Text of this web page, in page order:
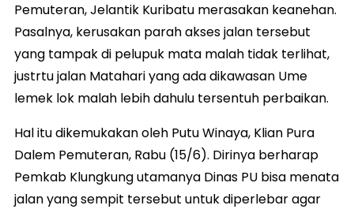
Pemuteran, Jelantik Kuribatu merasakan keanehan.
Pasalnya, kerusakan parah akses jalan tersebut
yang tampak di pelupuk mata malah tidak terlihat,
justrtu jalan Matahari yang ada dikawasan Ume
lemek lok malah lebih dahulu tersentuh perbaikan.
Hal itu dikemukakan oleh Putu Winaya, Klian Pura
Dalem Pemuteran, Rabu (15/6). Dirinya berharap
Pemkab Klungkung utamanya Dinas PU bisa menata
jalan yang sempit tersebut untuk diperlebar agar